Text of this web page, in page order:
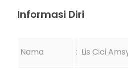
Informasi Diri
Nama : Lis Cici